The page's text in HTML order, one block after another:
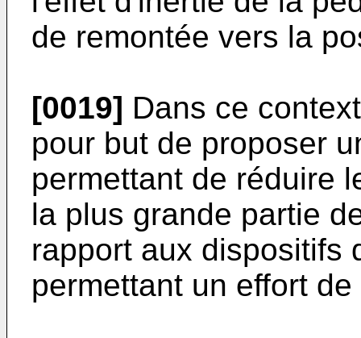
de remontée vers la
[0019] Dans ce
pour but de proposer
permettant de réduire
la plus grande partie
rapport aux dispositifs
permettant un effort